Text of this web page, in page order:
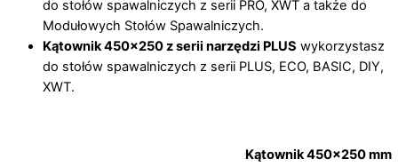
do stołów spawalniczych z serii PRO, XWT a także do
Modułowych Stołów Spawalniczych.
Kątownik 450×250 z serii narzędzi PLUS wykorzystasz
do stołów spawalniczych z serii PLUS, ECO, BASIC, DIY,
XWT.
Kątownik 450×250 mm